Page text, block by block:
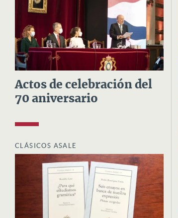
Actos de celebración del
70 aniversario
CLÁSICOS ASALE